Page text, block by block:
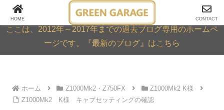
GREEN GARAGE ARCHIVE
ここは、2012年～2017年までの過去ブログ専用のホームペ
ージです。『最新のブログ』はこちら
ホーム Z1000Mk2・Z750FX
Z1000Mk2 K様
Z1000Mk2 K様 キャブセッティングの確認
HOME CONTACT